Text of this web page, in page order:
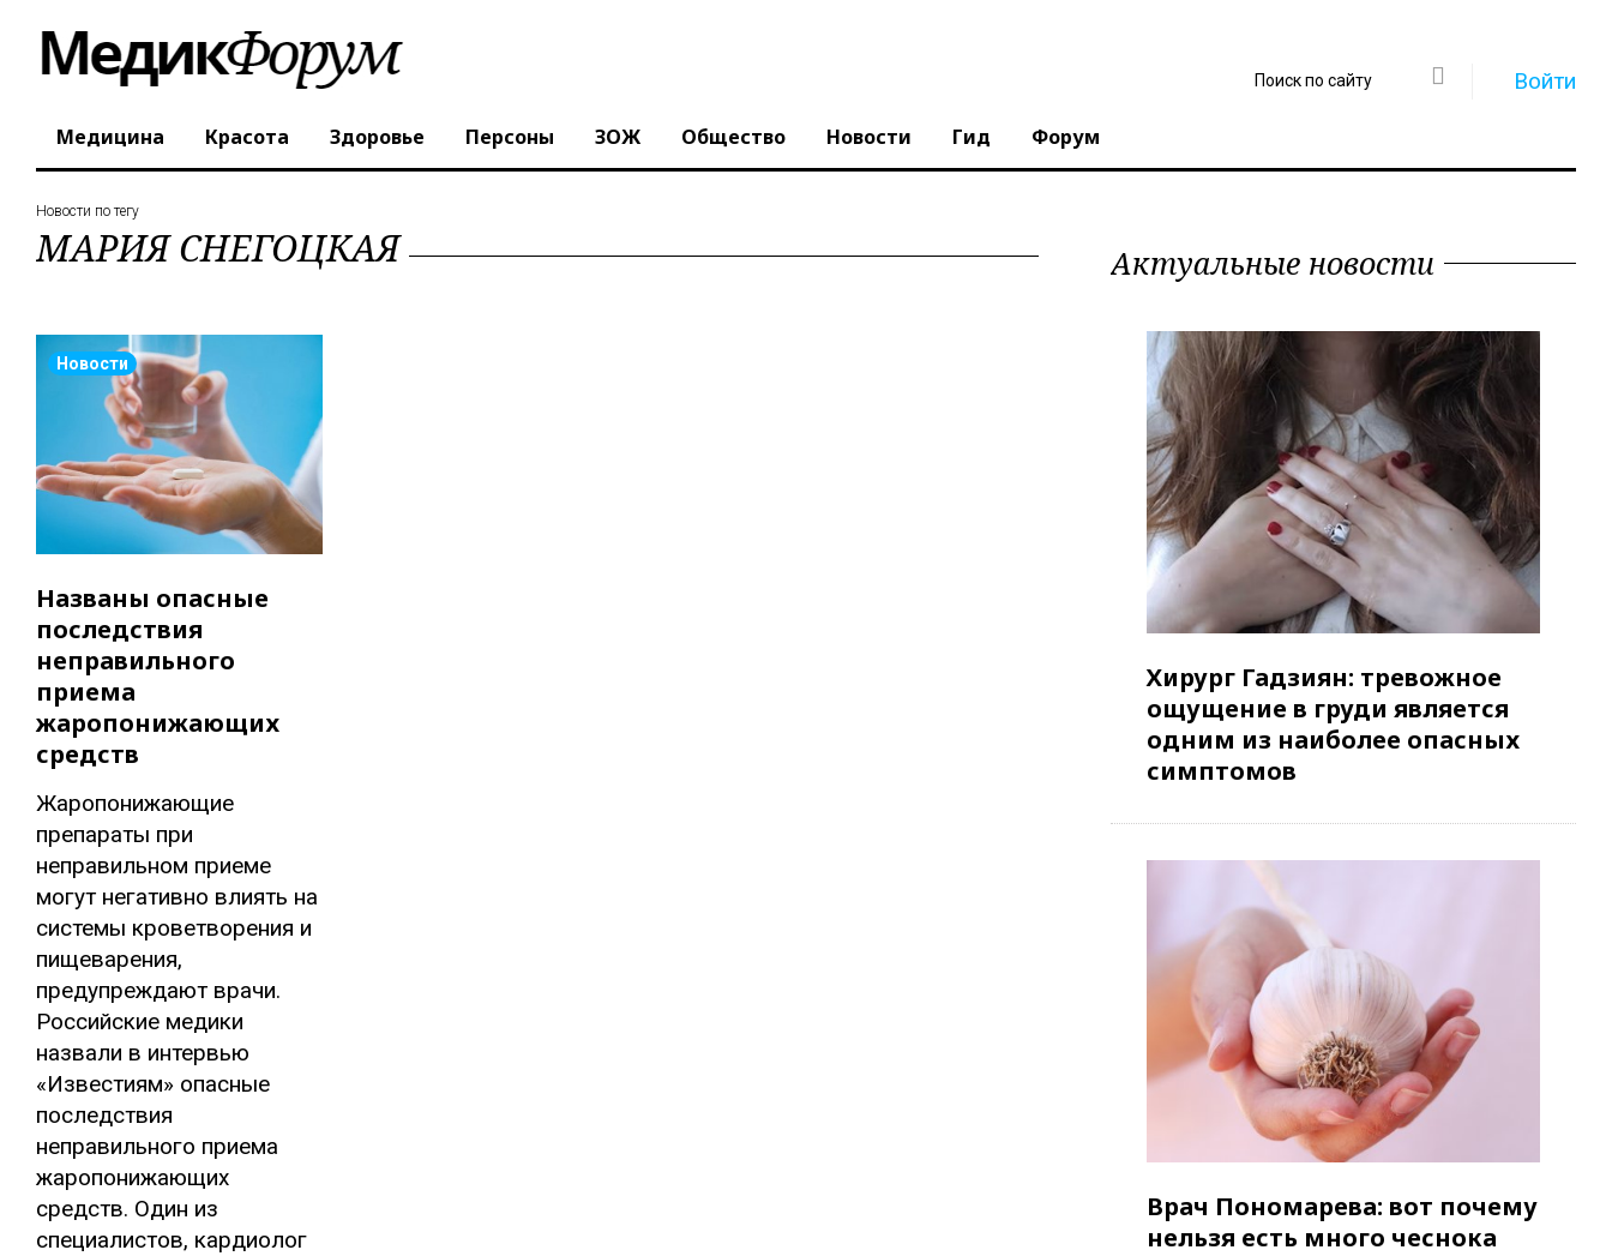
Войти
Регистрация
Медицина Красота Здоровье Персоны ЗОЖ Общество Новости Гид Форум
Новости по тегу
МАРИЯ СНЕГОЦКАЯ
Новости
Названы опасные
последствия
неправильного
приема
жаропонижающих
средств
Жаропонижающие
препараты при
неправильном приеме
могут негативно влиять на
системы кроветворения и
пищеварения,
предупреждают врачи.
Российские медики
назвали в интервью
«Известиям» опасные
последствия
неправильного приема
жаропонижающих
средств. Один из
специалистов, кардиолог
Актуальные новости
Хирург Гадзиян: тревожное
ощущение в груди является
одним из наиболее опасных
симптомов
Врач Пономарева: вот почему
нельзя есть много чеснока